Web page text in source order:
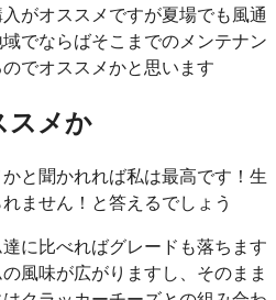
がオススメですが夏場でも風通
でならばそこまでのメンテナン
でオススメかと思います
スメか
と聞かれれば私は最高です！生
ません！と答えるでしょう
に比べればグレードも落ちます
風味が広がりますし、そのまま